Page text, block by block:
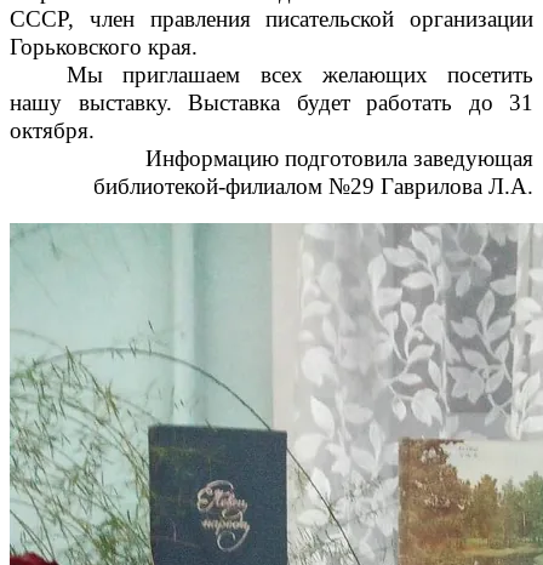
СССР, член правления писательской организации
Горьковского края.
Мы приглашаем всех желающих посетить
нашу выставку. Выставка будет работать до 31
октября.
Информацию подготовила заведующая
библиотекой-филиалом №29 Гаврилова Л.А.